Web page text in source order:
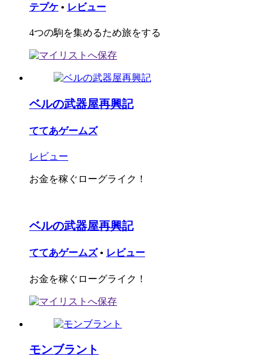
テプケ • レビュー
4つの駒を集めるため旅をする
ベルの武器屋再興記
ててあゲームズ
レビュー
お金を稼ぐローグライク！
ベルの武器屋再興記
ててあゲームズ • レビュー
お金を稼ぐローグライク！
モンブラント